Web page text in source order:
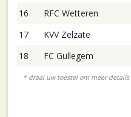
16
RFC Wetteren
17
KVV Zelzate
18
FC Gullegem